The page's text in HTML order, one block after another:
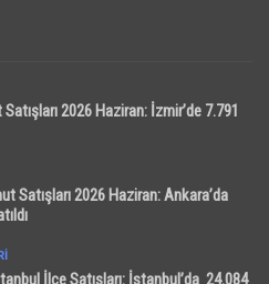
2026 Haziran: İzmir’de 7.791
Satışları 2026 Haziran: Ankara’da
İlçe Satışları: İstanbul’da 24.084